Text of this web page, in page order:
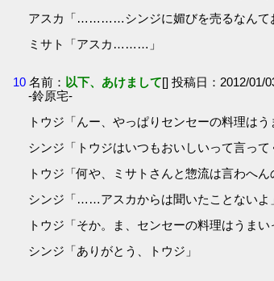
アスカ「…………シンジに媚びを売るなんて
ミサト「アスカ………」
10 名前： 以下、あけまして[] 投稿日：2012/01/
-鈴原宅-
トウジ「んー、やっぱりセンセーの料理はう
シンジ「トウジはいつもおいしいって言って
トウジ「何や、ミサトさんと惣流は言わへん
シンジ「……アスカからは聞いたことないよ
トウジ「そか。ま、センセーの料理はうまい
シンジ「ありがとう、トウジ」